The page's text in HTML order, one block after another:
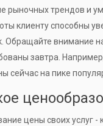
рыночных трендов и
клиенту способны
Обращайте внимание
завтра.
сейчас на пике
цены своих услуг -